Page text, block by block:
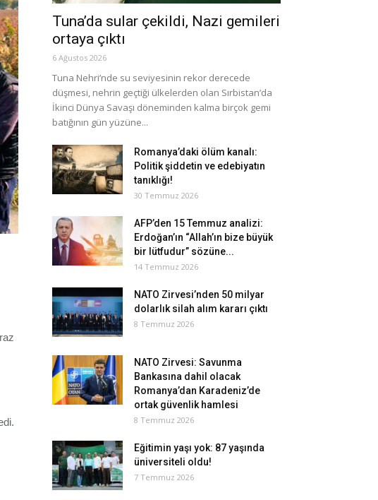
Tuna’da sular çekildi, Nazi gemileri
ortaya çıktı
6 Ağustos 2026
Tuna Nehri’nde su seviyesinin rekor derecede
düşmesi, nehrin geçtiği ülkelerden olan Sırbistan’da
İkinci Dünya Savaşı döneminden kalma birçok gemi
batığının gün yüzüne...
Romanya’daki ölüm kanalı:
Politik şiddetin ve edebiyatın
tanıklığı!
30 Temmuz 2026
AFP’den 15 Temmuz analizi:
Erdoğan’ın “Allah’ın bize büyük
bir lütfudur” sözüne...
14 Temmuz 2026
NATO Zirvesi’nden 50 milyar
dolarlık silah alım kararı çıktı
8 Temmuz 2026
NATO Zirvesi: Savunma
Bankasına dahil olacak
Romanya’dan Karadeniz’de
ortak güvenlik hamlesi
8 Temmuz 2026
Eğitimin yaşı yok: 87 yaşında
üniversiteli oldu!
7 Temmuz 2026